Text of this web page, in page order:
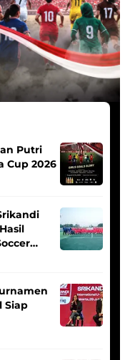
Putri
Cup 2026
Siap